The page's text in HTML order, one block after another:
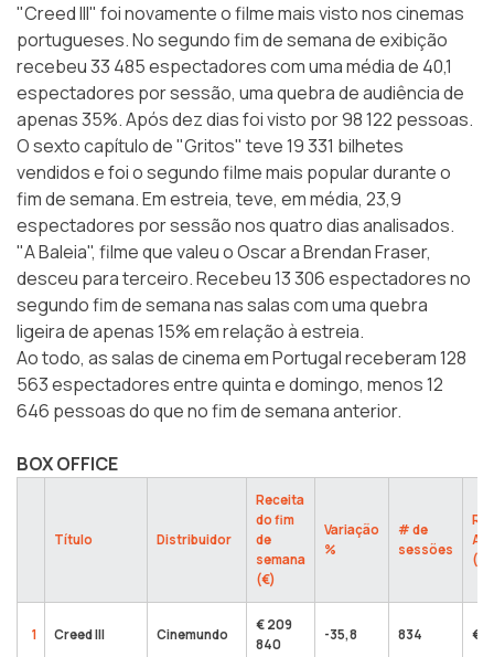
"Creed III" foi novamente o filme mais visto nos cinemas
portugueses. No segundo fim de semana de exibição
recebeu 33 485 espectadores com uma média de 40,1
espectadores por sessão, uma quebra de audiência de
apenas 35%. Após dez dias foi visto por 98 122 pessoas.
O sexto capítulo de "Gritos" teve 19 331 bilhetes
vendidos e foi o segundo filme mais popular durante o
fim de semana. Em estreia, teve, em média, 23,9
espectadores por sessão nos quatro dias analisados.
"A Baleia", filme que valeu o Oscar a Brendan Fraser,
desceu para terceiro. Recebeu 13 306 espectadores no
segundo fim de semana nas salas com uma quebra
ligeira de apenas 15% em relação à estreia.
Ao todo, as salas de cinema em Portugal receberam 128
563 espectadores entre quinta e domingo, menos 12
646 pessoas do que no fim de semana anterior.
BOX OFFICE
Título Distribuidor
Receita
do fim
de
semana
(€)
Variação
%
# de
sessões
(€)
1 Creed III Cinemundo
€ 209
840
-35,8 834 €